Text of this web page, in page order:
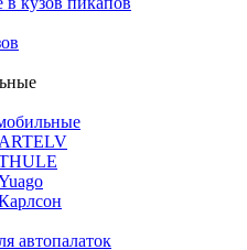
автопалаток